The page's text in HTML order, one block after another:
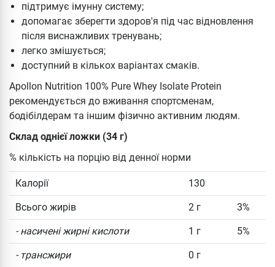
підтримує імунну систему;
допомагає зберегти здоров'я під час відновлення
після виснажливих тренувань;
легко змішується;
доступний в кількох варіантах смаків.
Apollon Nutrition 100% Pure Whey Isolate Protein
рекомендується до вживання спортсменам,
бодібілдерам та іншим фізично активним людям.
Склад однієї ложки (34 г)
% кількість на порцію від денної норми
Калорії 130
Всього жирів 2 г 3%
- насичені жирні кислоти 1 г 5%
- трансжири 0 г